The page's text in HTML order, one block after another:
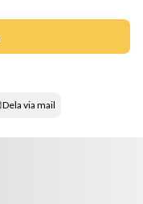
Dela via mail